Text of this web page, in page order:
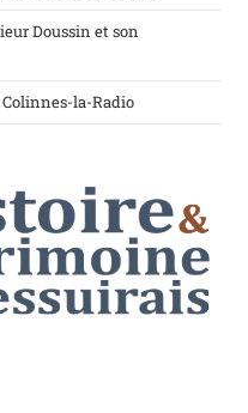
Doussin et son
la-Radio